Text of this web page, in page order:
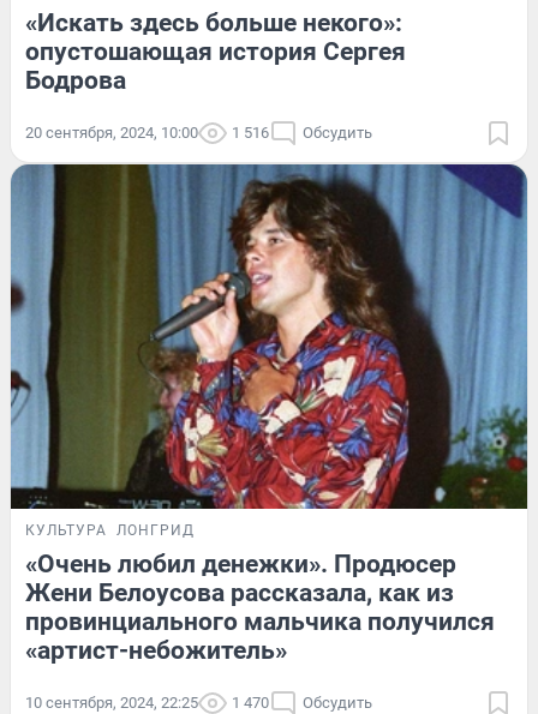
«Искать здесь больше некого»:
опустошающая история Сергея
Бодрова
20 сентября, 2024, 10:00 1 516 Обсудить
КУЛЬТУРА ЛОНГРИД
«Очень любил денежки». Продюсер
Жени Белоусова рассказала, как из
провинциального мальчика получился
«артист-небожитель»
10 сентября, 2024, 22:25 1 470 Обсудить